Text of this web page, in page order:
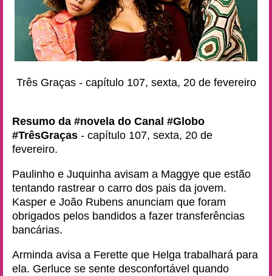
Três Graças - capítulo 107, sexta, 20 de fevereiro
Resumo da #novela do Canal #Globo
#TrêsGraças - capítulo 107, sexta, 20 de
fevereiro.
Paulinho e Juquinha avisam a Maggye que estão
tentando rastrear o carro dos pais da jovem.
Kasper e João Rubens anunciam que foram
obrigados pelos bandidos a fazer transferências
bancárias.
Arminda avisa a Ferette que Helga trabalhará para
ela. Gerluce se sente desconfortável quando